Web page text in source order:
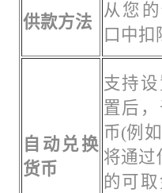
供款方法
从您
口中扣
自动兑换
货币
支持
置后
币(例
将通过
的可